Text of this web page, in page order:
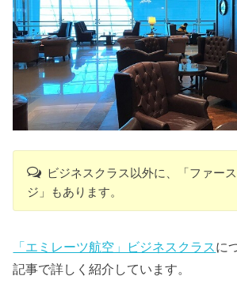
ビジネスクラス以外に、「ファー
ジ」もあります。
「エミレーツ航空」ビジネスクラスに
記事で詳しく紹介しています。